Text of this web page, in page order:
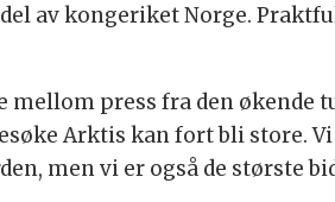
av kongeriket Norge.
mellom press fra den
Arktis kan fort bli store.
men vi er også de største